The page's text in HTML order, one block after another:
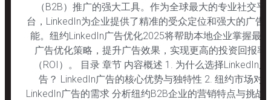
（B2B）推广的强大工具。作为全球最大的专业社交平
台，LinkedIn为企业提供了精准的受众定位和强大的广告
能。纽约LinkedIn广告优化2025将帮助本地企业掌握最新
广告优化策略，提升广告效果，实现更高的投资回报率
（ROI）。 目录 章节 内容概述 1. 为什么选择LinkedIn广
告？ LinkedIn广告的核心优势与独特性 2. 纽约市场对
LinkedIn广告的需求 分析纽约B2B企业的营销特点与挑战